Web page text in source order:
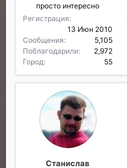
просто интересно
Регистрация
13 Июн 2010
Сообщения
5,105
Поблагодарили
2,972
Город
55
Станислав